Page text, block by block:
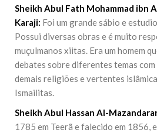
Sheikh Abul Fath Mohammad ibn
Karaji: Foi um grande sábio e
Possui diversas obras e é muito
muçulmanos xiitas. Era um homem
debates sobre diferentes temas
demais religiões e vertentes
Ismailitas.
Sheikh Abul Hassan Al-
1785 em Teerã e falecido em 1856,